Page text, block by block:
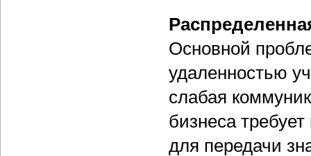
Основной
удаленностью
слабая
бизнеса
для передачи